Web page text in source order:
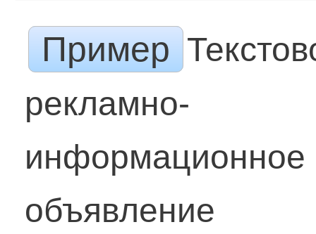
Пример
рекламно-
информационное
объявление